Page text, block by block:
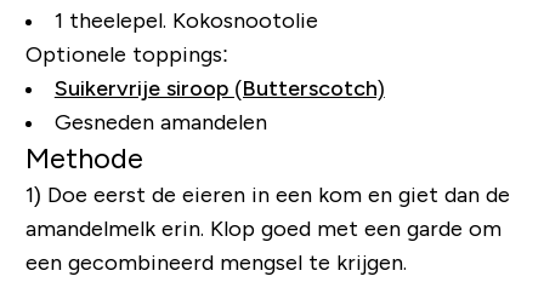
1 theelepel. Kokosnootolie
Optionele toppings:
Suikervrije siroop (Butterscotch)
Gesneden amandelen
Methode
1) Doe eerst de eieren in een kom en giet dan de
amandelmelk erin. Klop goed met een garde om
een ​​gecombineerd mengsel te krijgen.